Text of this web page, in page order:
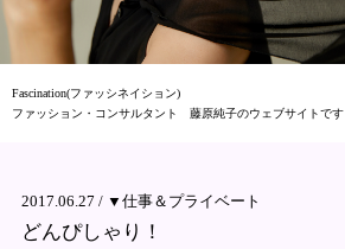
Fascination(ファッシネイション)
ファッション・コンサルタント 藤原純子のウェブサイトです
2017.06.27 / ▼仕事＆プライベート
どんぴしゃり！